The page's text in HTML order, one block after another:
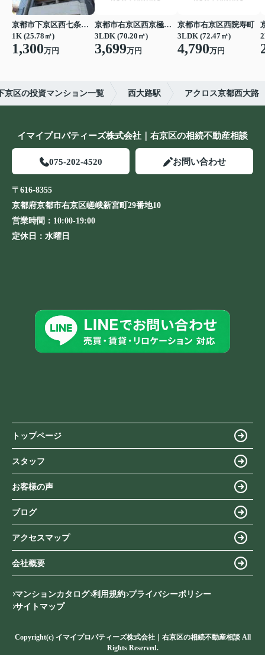
京都市下京区西七条南衣田町
1K (25.78㎡)
1,300万円
京都市右京区西京極中沢町
3LDK (70.20㎡)
3,699万円
京都市右京区西院寿町
3LDK (72.47㎡)
4,790万円
京区の投資マンション一覧 西大路駅 アクロス京都西大路
イマイプロパティーズ株式会社｜右京区の相続不動産相談
075-202-4520 お問い合わせ
〒616-8355
京都府京都市右京区嵯峨新宮町29番地10
営業時間： 10:00-19:00
定休日： 水曜日
トップページ
スタッフ
お客様の声
ブログ
アクセスマップ
会社概要
マンションカタログ 利用規約 プライバシーポリシー
サイトマップ
Copyright(c) イマイプロパティーズ株式会社｜右京区の相続不動産相談 All
Rights Reserved.